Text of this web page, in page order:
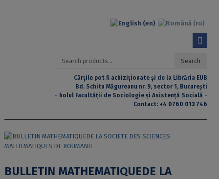
Search
Search
Cărțile pot fi achiziționate și de la Librăria EUB
Bd. Schitu Măgureanu nr. 9, sector 1, București
- holul Facultății de Sociologie și Asistență Socială -
Contact: +4 0760 013 746
BULLETIN MATHEMATIQUEDE LA